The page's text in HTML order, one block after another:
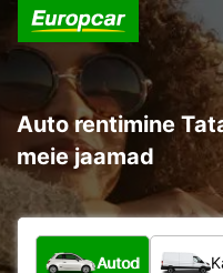
Auto rentimine
meie jaamad
Mis tüüpi sõiduk?
Autod